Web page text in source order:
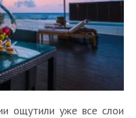
ощутили уже все слои